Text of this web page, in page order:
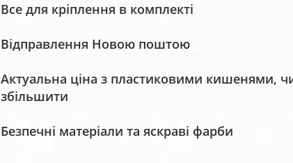
Все для кріплення в комплекті
Відправлення Новою поштою
Актуальна ціна з пластиковими кишенями,
збільшити
Безпечні матеріали та яскраві фарби